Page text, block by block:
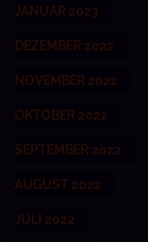
JANUAR 2023
DEZEMBER 2022
NOVEMBER 2022
OKTOBER 2022
SEPTEMBER 2022
AUGUST 2022
JULI 2022